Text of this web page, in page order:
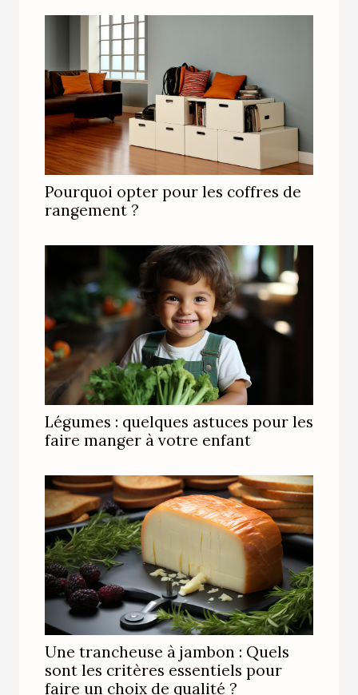
Pourquoi opter pour les coffres de
rangement ?
Légumes : quelques astuces pour les
faire manger à votre enfant
Une trancheuse à jambon : Quels
sont les critères essentiels pour
faire un choix de qualité ?